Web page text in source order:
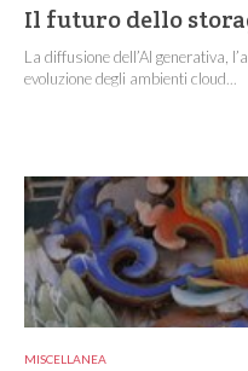
Il futuro dello
La diffusione dell’AI generativa,
evoluzione degli ambienti cloud...
MISCELLANEA